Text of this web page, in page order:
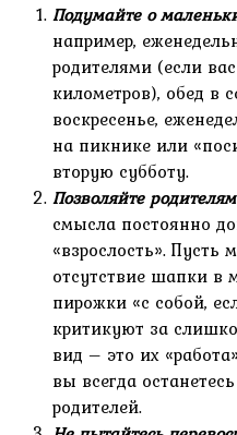
Подумайте о
например,
родителями (если
километров), обед в
воскресенье,
на пикнике или
вторую субботу.
Позволяйте
смысла постоянно
«взрослость».
отсутствие шапки в
пирожки «с собой,
критикуют за
вид – это их
вы всегда
родителей.